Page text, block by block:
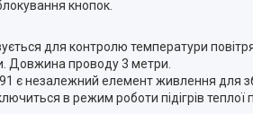
кнопок.
для контролю температури
Довжина проводу 3 метри.
91 є незалежний елемент живлення для
в режим роботи підігрів теплої